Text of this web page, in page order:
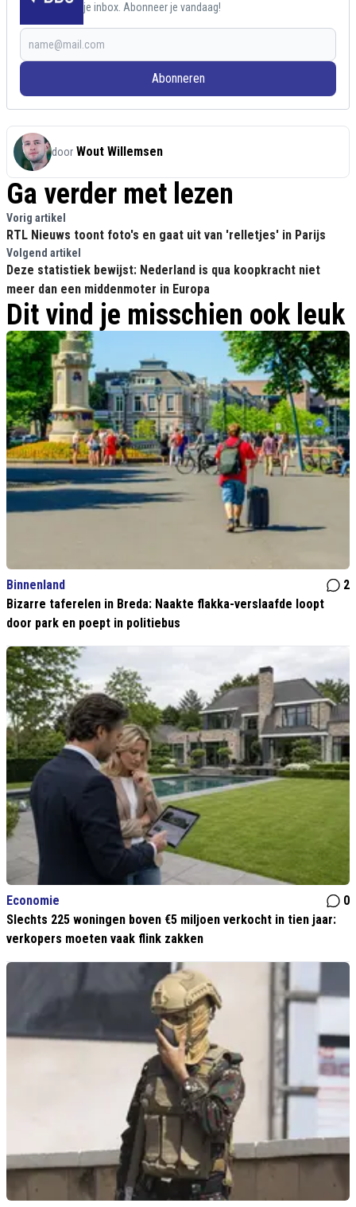
je inbox. Abonneer je vandaag!
Abonneren
door Wout Willemsen
Ga verder met lezen
Vorig artikel
RTL Nieuws toont foto's en gaat uit van 'relletjes' in Parijs
Volgend artikel
Deze statistiek bewijst: Nederland is qua koopkracht niet
meer dan een middenmoter in Europa
Dit vind je misschien ook leuk
Binnenland
2
Bizarre taferelen in Breda: Naakte flakka-verslaafde loopt
door park en poept in politiebus
Economie
0
Slechts 225 woningen boven €5 miljoen verkocht in tien jaar:
verkopers moeten vaak flink zakken